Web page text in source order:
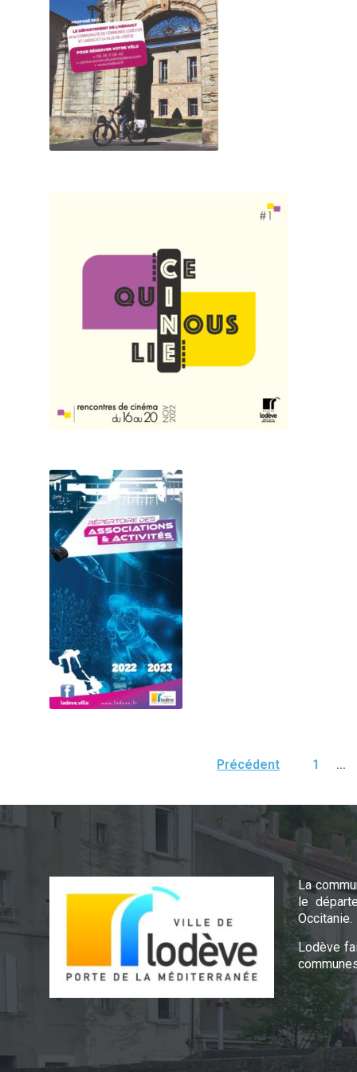
des
publications
Précédent 1 …
La
le
Occitanie.
Lodève